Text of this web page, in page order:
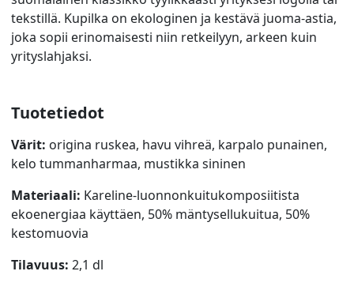
tekstillä. Kupilka on ekologinen ja kestävä juoma-astia,
joka sopii erinomaisesti niin retkeilyyn, arkeen kuin
yrityslahjaksi.
Tuotetiedot
Värit: origina ruskea, havu vihreä, karpalo punainen,
kelo tummanharmaa, mustikka sininen
Materiaali: Kareline-luonnonkuitukomposiitista
ekoenergiaa käyttäen, 50% mäntysellukuitua, 50%
kestomuovia
Tilavuus: 2,1 dl